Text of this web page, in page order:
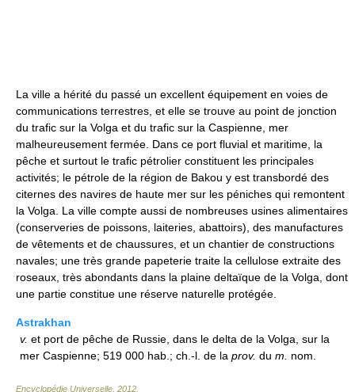
La ville a hérité du passé un excellent équipement en voies de
communications terrestres, et elle se trouve au point de jonction
du trafic sur la Volga et du trafic sur la Caspienne, mer
malheureusement fermée. Dans ce port fluvial et maritime, la
pêche et surtout le trafic pétrolier constituent les principales
activités; le pétrole de la région de Bakou y est transbordé des
citernes des navires de haute mer sur les péniches qui remontent
la Volga. La ville compte aussi de nombreuses usines alimentaires
(conserveries de poissons, laiteries, abattoirs), des manufactures
de vêtements et de chaussures, et un chantier de constructions
navales; une très grande papeterie traite la cellulose extraite des
roseaux, très abondants dans la plaine deltaïque de la Volga, dont
une partie constitue une réserve naturelle protégée.
Astrakhan
v. et port de pêche de Russie, dans le delta de la Volga, sur la
mer Caspienne; 519 000 hab.; ch.-l. de la prov. du m. nom.
Encyclopédie Universelle 2012